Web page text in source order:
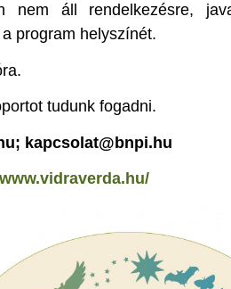
nem áll rendelkezésre,
program helyszínét.
tudunk fogadni.
kapcsolat@bnpi.hu